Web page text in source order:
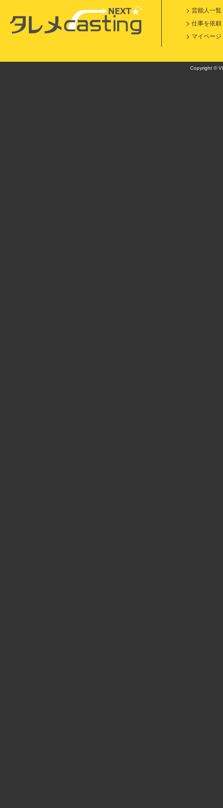
芸能人一覧
仕事を依頼
マイページ
Copyright ©